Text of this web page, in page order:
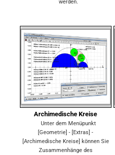
werden.
Archimedische Kreise
Unter dem Menüpunkt
[Geometrie] - [Extras] -
[Archimedische Kreise] können Sie
Zusammenhänge des